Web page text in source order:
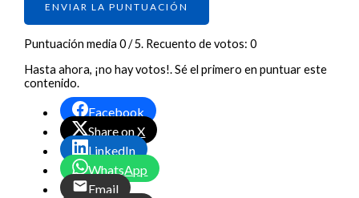
ENVIAR LA PUNTUACIÓN
Puntuación media0/ 5. Recuento de votos:0
Hasta ahora, ¡no hay votos!. Sé el primero en puntuar este
contenido.
Facebook
Share on X
LinkedIn
WhatsApp
Email